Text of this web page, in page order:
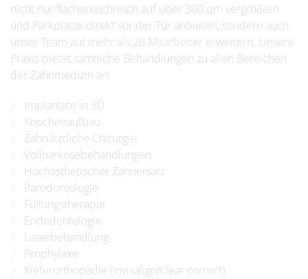
nicht nur flächentechnisch auf über 300 qm vergrößern
und Parkplätze direkt vor der Tür anbieten, sondern auch
unser Team auf mehr als 20 Mitarbeiter erweitern. Unsere
Praxis bietet sämtliche Behandlungen zu allen Bereichen
der Zahnmedizin an:
Implantate in 3D
Knochenaufbau
Zahnärztliche Chirurgie
Vollnarkosebehandlungen
Hochästhetischer Zahnersatz
Parodontologie
Füllungstherapie
Endodontologie
Laserbehandlung
Prophylaxe
Kieferorthopädie (invisalign/clear correct)